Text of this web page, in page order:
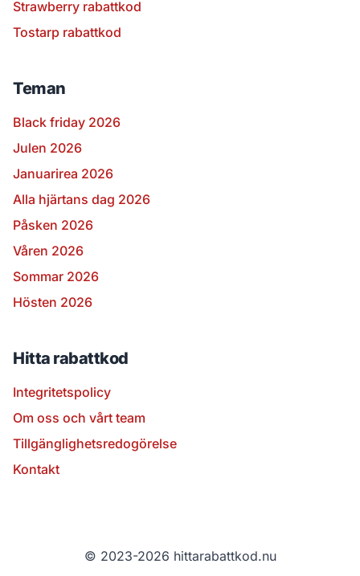
Strawberry rabattkod
Tostarp rabattkod
Teman
Black friday 2026
Julen 2026
Januarirea 2026
Alla hjärtans dag 2026
Påsken 2026
Våren 2026
Sommar 2026
Hösten 2026
Hitta rabattkod
Integritetspolicy
Om oss och vårt team
Tillgänglighetsredogörelse
Kontakt
© 2023-2026 hittarabattkod.nu